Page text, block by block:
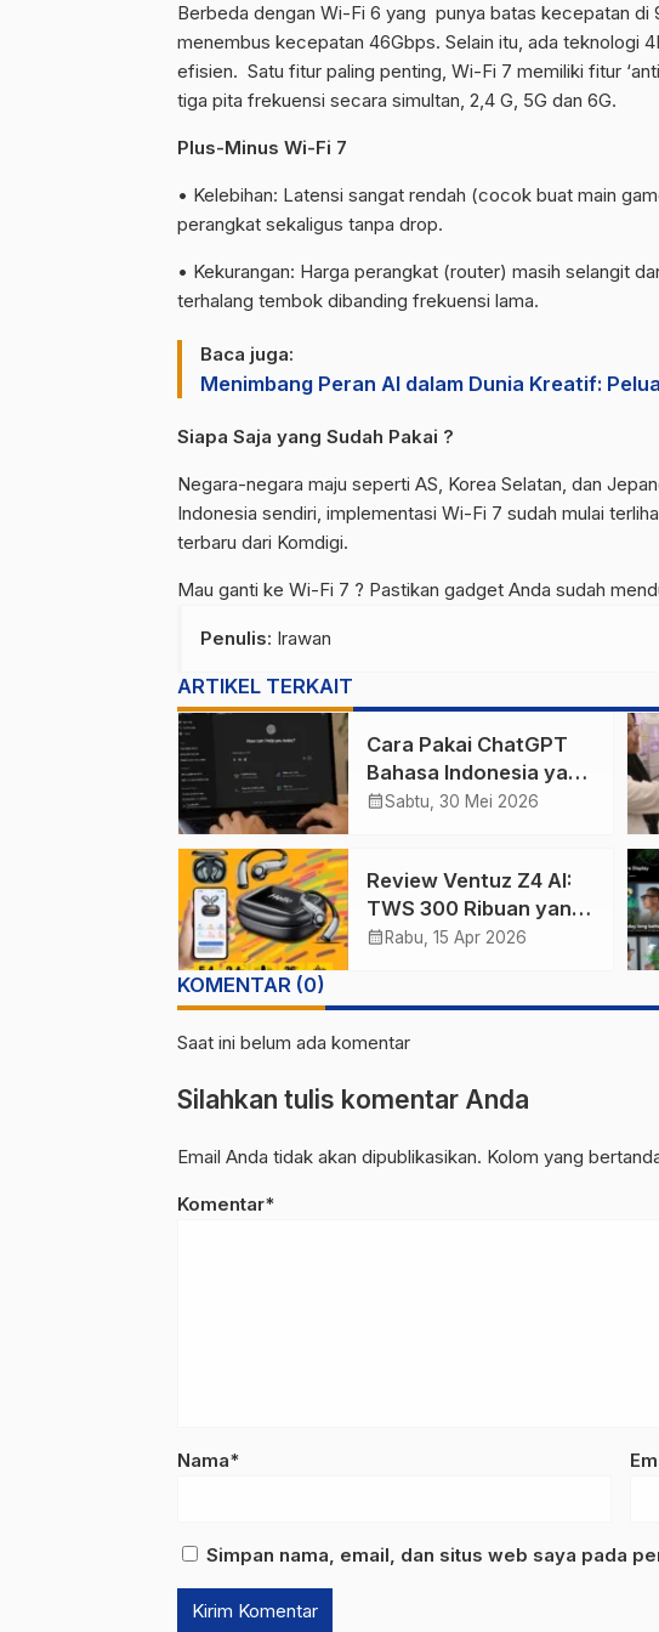
Berbeda dengan Wi-Fi 6 yang punya batas kecepatan di
menembus kecepatan 46Gbps. Selain itu, ada teknologi
efisien. Satu fitur paling penting, Wi-Fi 7 memiliki fitur
tiga pita frekuensi secara simultan, 2,4 G, 5G dan 6G.
Plus-Minus Wi-Fi 7
• Kelebihan: Latensi sangat rendah (cocok buat main
perangkat sekaligus tanpa drop.
• Kekurangan: Harga perangkat (router) masih selangit
terhalang tembok dibanding frekuensi lama.
Baca juga:
Menimbang Peran AI dalam Dunia Kreatif:
Siapa Saja yang Sudah Pakai ?
Negara-negara maju seperti AS, Korea Selatan, dan
Indonesia sendiri, implementasi Wi-Fi 7 sudah mulai
terbaru dari Komdigi.
Mau ganti ke Wi-Fi 7 ? Pastikan gadget Anda sudah
Penulis: Irawan
ARTIKEL TERKAIT
Cara Pakai ChatGPT
Bahasa Indonesia yang
Benar: 7 Tips Biar
calendar_monthSabtu, 30 Mei 2026
Review Ventuz Z4 AI:
TWS 300 Ribuan yang
Bisa Translate 144
calendar_month Rabu, 15 Apr 2026
KOMENTAR (0)
Saat ini belum ada komentar
Silahkan tulis komentar Anda
Email Anda tidak akan dipublikasikan. Kolom yang
Komentar*
Nama*
Simpan nama, email, dan situs web saya pada